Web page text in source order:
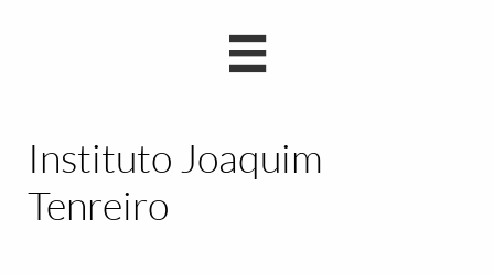

Instituto Joaquim
Tenreiro